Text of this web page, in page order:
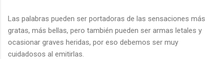
Las palabras pueden ser portadoras de las sensaciones más
gratas, más bellas, pero también pueden ser armas letales y
ocasionar graves heridas, por eso debemos ser muy
cuidadosos al emitirlas.